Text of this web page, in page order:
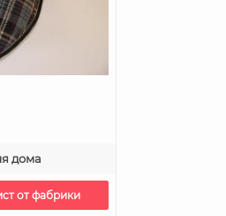
дома
от фабрики